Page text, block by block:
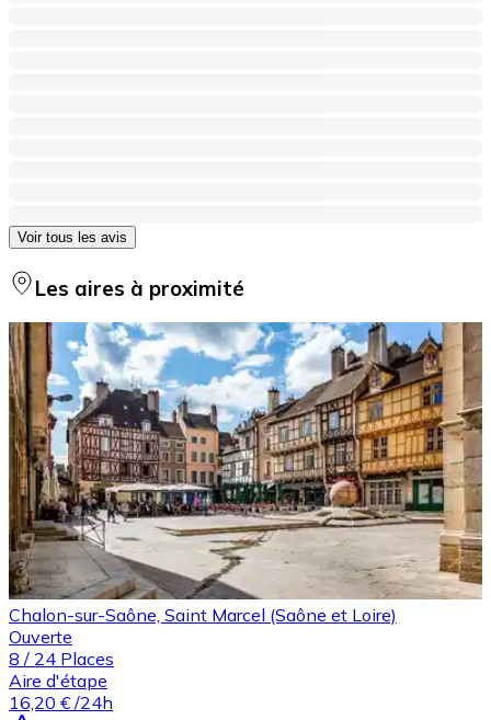
Voir tous les avis
Les aires à proximité
Chalon-sur-Saône, Saint Marcel (Saône et Loire)
Ouverte
8 / 24 Places
Aire d'étape
16,20 € /24h